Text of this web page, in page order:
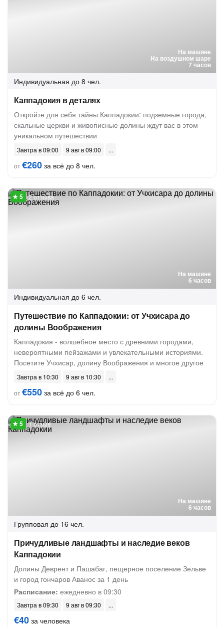
На машине
На воздушном шаре
7 часов
Индивидуальная до 8 чел.
Каппадокия в деталях
Откройте для себя тайны Каппадокии: подземные города,
скальные церкви и живописные долины ждут вас в этом
уникальном путешествии
Завтра в 09:00
9 авг в 09:00
от€260 за всё до 8 чел.
На машине
6 часов
2 отзыва
Индивидуальная до 6 чел.
Путешествие по Каппадокии: от Учхисара до
долины Воображения
Каппадокия - волшебное место с древними городами,
невероятными пейзажами и увлекательными историями.
Посетите Учхисар, долину Воображения и многое другое
Завтра в 10:30
9 авг в 10:30
от€550 за всё до 6 чел.
На машине
6 часов
1 отзыв
Групповая до 16 чел.
Причудливые ландшафты и наследие веков
Каппадокии
Долины Деврент и Пашабаг, пещерное поселение Зельве
и город гончаров Аванос за 1 день
Расписание: ежедневно в 09:30
Завтра в 09:30 9 авг в 09:30
€40 за человека